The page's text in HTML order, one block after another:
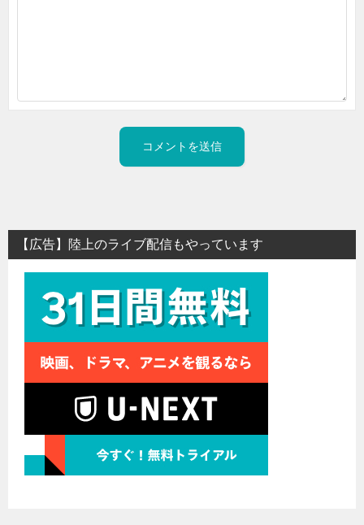
【広告】陸上のライブ配信もやっています